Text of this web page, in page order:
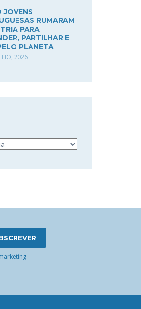
JOVENS
RUMARAM
PARA
PARTILHAR E
PLANETA
2026